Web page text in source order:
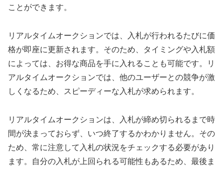
ことができます。
リアルタイムオークションでは、入札が行われるたびに価
格が即座に更新されます。そのため、タイミングや入札額
によっては、お得な商品を手に入れることも可能です。リ
アルタイムオークションでは、他のユーザーとの競争が激
しくなるため、スピーディーな入札が求められます。
リアルタイムオークションは、入札が締め切られるまで時
間が決まっておらず、いつ終了するかわかりません。その
ため、常に注意して入札の状況をチェックする必要があり
ます。自分の入札が上回られる可能性もあるため、最後ま